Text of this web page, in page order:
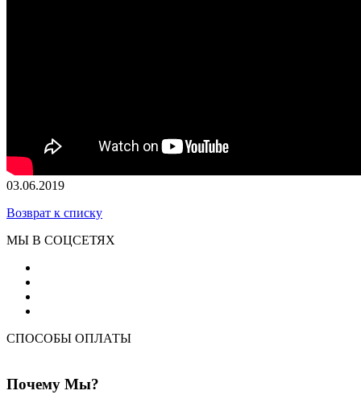
03.06.2019
Возврат к списку
МЫ В СОЦСЕТЯХ
СПОСОБЫ ОПЛАТЫ
Почему Мы?